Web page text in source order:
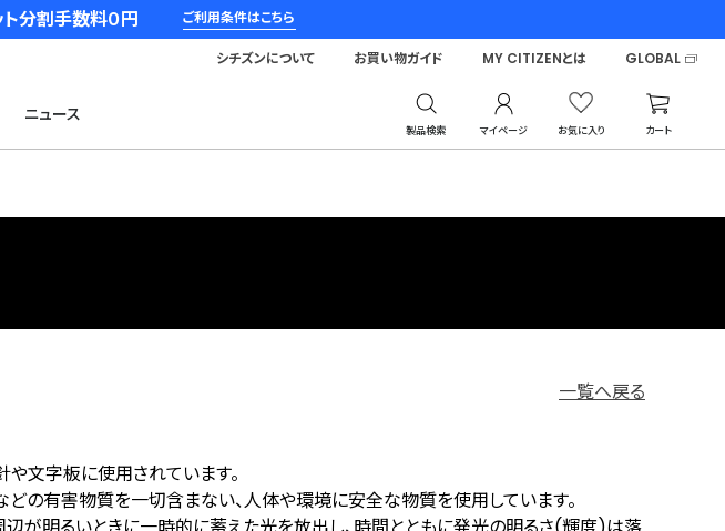
分割手数料０円 ご利用条件はこちら
ニュース
製品検索 マイページ お気に入り カート
シチズンについて お買い物ガイド MY CITIZENとは GLOBAL
一覧へ戻る
や文字板に使用されています。
どの有害物質を一切含まない、人体や環境に安全な物質を使用しています。